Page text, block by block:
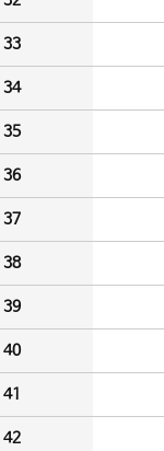
33
34
35
36
37
38
39
40
41
42